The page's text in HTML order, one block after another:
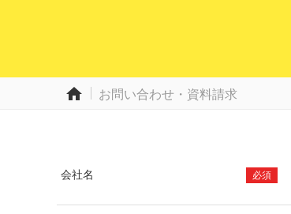
home お問い合わせ・資料請求
会社名 必須